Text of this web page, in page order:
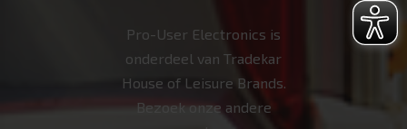
Pro-User Electronics is
onderdeel van Tradekar
House of Leisure Brands.
Bezoek onze andere